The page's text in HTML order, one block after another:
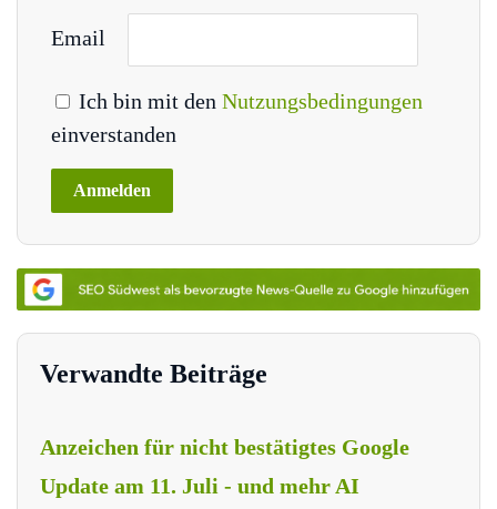
Email
Ich bin mit den Nutzungsbedingungen
einverstanden
Verwandte Beiträge
Anzeichen für nicht bestätigtes Google
Update am 11. Juli - und mehr AI